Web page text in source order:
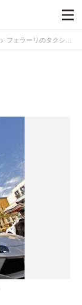
フェラーリのタクシー！？